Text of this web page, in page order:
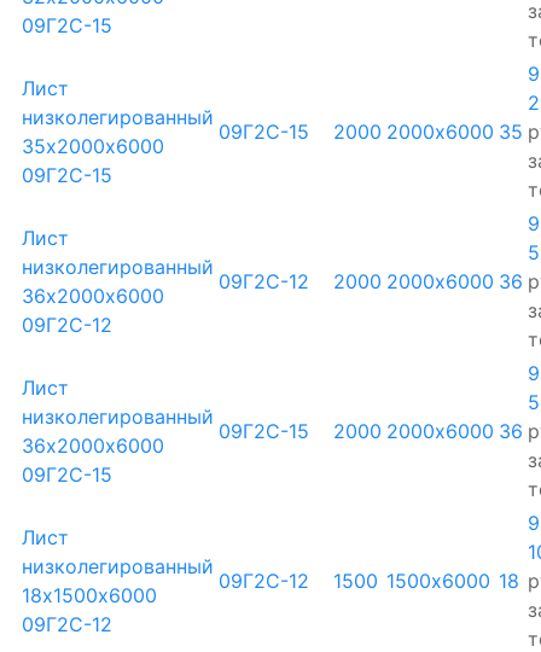
09Г2С-15
Лист
низколегированный
35х2000х6000
09Г2С-15
09Г2С-15 2000 2000х6000 35
Лист
низколегированный
36х2000х6000
09Г2С-12
09Г2С-12 2000 2000х6000 36
Лист
низколегированный
36х2000х6000
09Г2С-15
09Г2С-15 2000 2000х6000 36
Лист
низколегированный
18х1500х6000
09Г2С-12
09Г2С-12 1500 1500х6000 18